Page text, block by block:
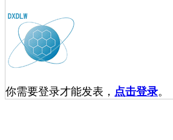
你需要登录才能发表， 点击登录。